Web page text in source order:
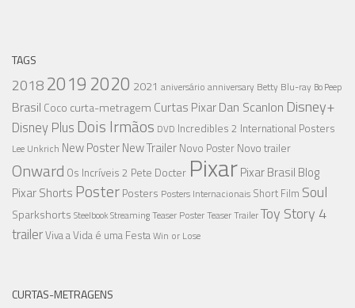
TAGS
20182019 2020 2021 aniversário anniversary Betty Blu-ray Bo Peep
Brasil Coco curta-metragem Curtas PixarDan Scanlon Disney+
Disney Plus Dois Irmãos DVD Incredibles 2 International Posters
Lee Unkrich New PosterNew Trailer Novo Poster Novo trailer
Onward Os Incríveis 2 Pete Docter PixarPixar Brasil Blog
Pixar Shorts Poster Posters Posters Internacionais Short Film Soul
Sparkshorts SteelbookStreamingTeaser PosterTeaser TrailerToy Story 4
trailerViva a Vida é uma FestaWin or Lose
CURTAS-METRAGENS